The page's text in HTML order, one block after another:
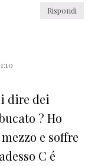
Rispondi
dire dei
? Ho
e soffre
C é